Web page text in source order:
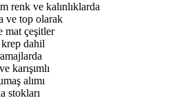
renk ve kalınlıklarda
ve top olarak
mat çeşitler
dahil
karışımlı
alımı
stokları